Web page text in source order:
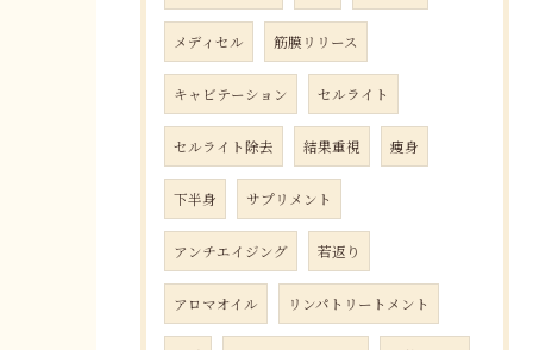
メディセル 筋膜リリース
キャビテーション セルライト
セルライト除去 結果重視 痩身
下半身 サプリメント
アンチエイジング 若返り
アロマオイル リンパトリートメント